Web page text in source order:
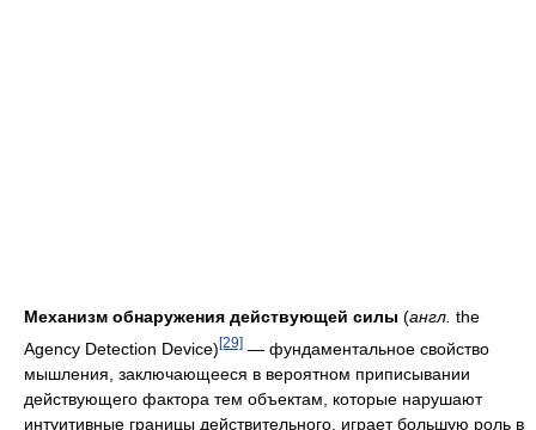
Механизм обнаружения действующей силы (англ. the
Agency Detection Device) [29] — фундаментальное свойство
мышления, заключающееся в вероятном приписывании
действующего фактора тем объектам, которые нарушают
интуитивные границы действительного, играет большую роль в